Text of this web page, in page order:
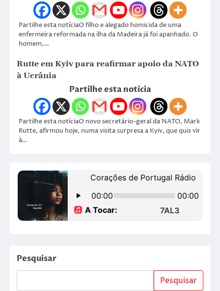
Partilhe esta notíciaO filho e alegado homicida de uma
enfermeira reformada na ilha da Madeira já foi apanhado. O
homem,…
Rutte em Kyiv para reafirmar apoio da NATO
à Ucrânia
Partilhe esta notícia
Partilhe esta notíciaO novo secretário-geral da NATO, Mark
Rutte, afirmou hoje, numa visita surpresa a Kyiv, que quis vir
à…
Pesquisar
Pesquisar